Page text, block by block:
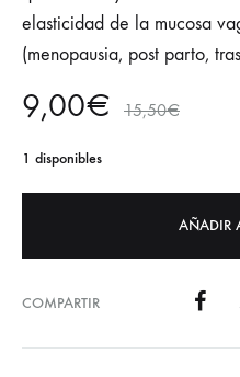
elasticidad de la mucosa
(menopausia, post parto,
9,00€ 15,50€
1 disponibles
AÑADIR
COMPARTIR